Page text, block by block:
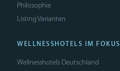
Philosophie
Listing Varianten
WELLNESSHOTELS IM FOKUS
Wellnesshotels Deutschland